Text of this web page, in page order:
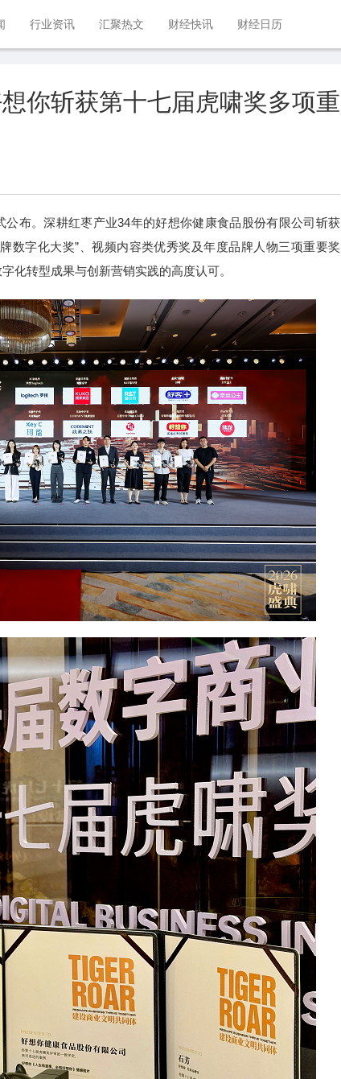
行业资讯 汇聚热文 财经快讯 财经日历
你斩获第十七届虎啸奖多项重
布。深耕红枣产业34年的好想你健康食品股份有限公司斩获
数字化大奖”、视频内容类优秀奖及年度品牌人物三项重要奖
化转型成果与创新营销实践的高度认可。